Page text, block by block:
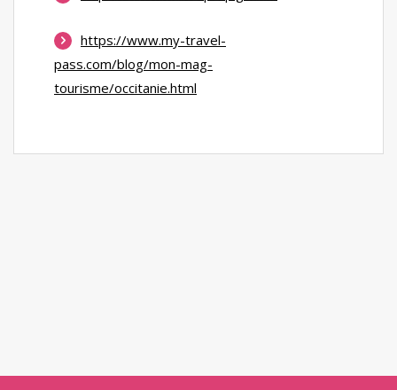
https://www.my-travel-
pass.com/blog/mon-mag-
tourisme/occitanie.html